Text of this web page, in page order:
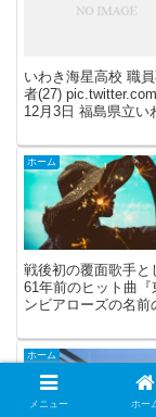
いわき海星高校 職
者(27)
12月3日 福島県立い
ホーム
戦後初の覆面歌手と
61年前のヒット曲
ンビアローズの名前
ホーム
メニュー ホー